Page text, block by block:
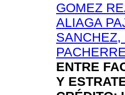
GOMEZ
ALIAGA
SANCHEZ,
ENTRE
Y